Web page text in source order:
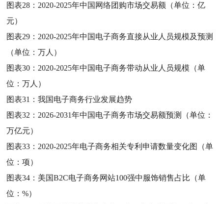
图表28： 2020-2025年中国网络团购市场交易额（单位：亿
元）
图表29： 2020-2025年中国电子商务直接从业人员规模及预测
（单位：万人）
图表30： 2020-2025年中国电子商务带动从业人员规模（单
位：万人）
图表31：我国电子商务行业发展趋势
图表32： 2026-2031年中国电子商务市场交易额预测（单位：
万亿元）
图表33： 2020-2025年电子商务相关专利申请数量变化图（单
位：项）
图表34： 美国B2C电子商务网站100强中服饰销售占比（单
位：%）